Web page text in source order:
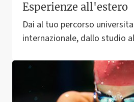
Esperienze all'estero
Dai al tuo percorso
internazionale, dallo studio